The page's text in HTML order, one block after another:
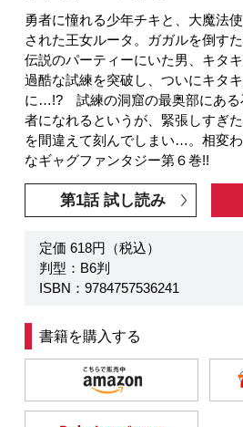
勇者に憧れる少年チキと、大魔法
された王女ルータ。ガガルを倒す
伝説のパーティーにいた男、キタ
過酷な試練を突破し、ついにキタ
に…!? 試練の洞窟の最奥部にある
者になれるというが、緊張しすぎ
を間違えて刻んでしまい…。相変
なギャグファンタジー第６巻!!
第1話 試し読み
定価 618円（税込）
判型：B6判
ISBN：9784757536241
書籍を購入する